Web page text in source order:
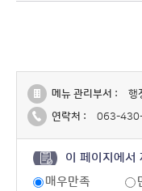
메뉴 관리부서 :
행
연락처 :
063-
이 페이지에서
매우만족